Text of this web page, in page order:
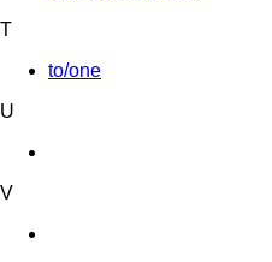
T
to/one
U
V